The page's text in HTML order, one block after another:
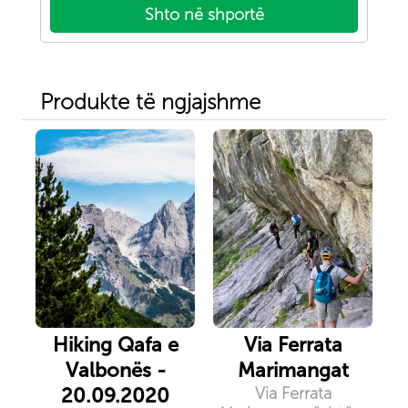
Shto në shportë
Produkte të ngjajshme
Hiking Qafa e
Valbonës -
20.09.2020
Via Ferrata
Marimangat
Via Ferrata